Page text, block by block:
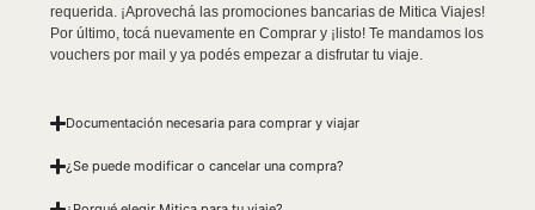
requerida. ¡Aprovechá las promociones bancarias de Mitica Viajes!
Por último, tocá nuevamente en Comprar y ¡listo! Te mandamos los
vouchers por mail y ya podés empezar a disfrutar tu viaje.
Documentación necesaria para comprar y viajar
¿Se puede modificar o cancelar una compra?